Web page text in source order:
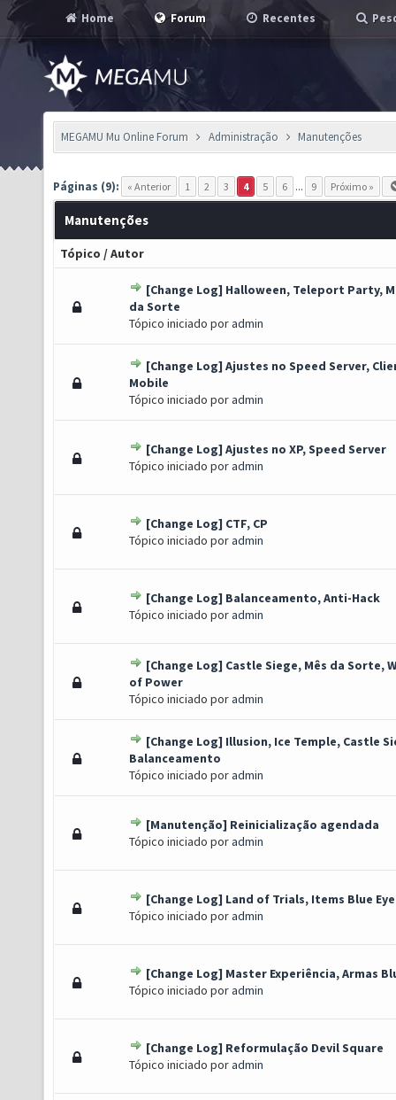
Home Forum Recentes
MEGAMU Mu Online Forum Administração Manutenções
Páginas (9): « Anterior 1 2 3 4 5 6 ... 9 Próximo »
Manutenções
Tópico /Autor
[Change Log] Halloween, Teleport Party,
da Sorte
Tópico iniciado poradmin
- 0 de 5 em média
45
[Change Log] Ajustes no Speed Server,
Mobile
Tópico iniciado poradmin
- 0 de 5 em média
45
[Change Log] Ajustes no XP, Speed Server
Tópico iniciado poradmin
- 0 de 5 em média
45
[Change Log] CTF, CP
Tópico iniciado poradmin
- 0 de 5 em média
45
[Change Log] Balanceamento, Anti-Hack
Tópico iniciado poradmin
- 1 de 5 em média
45
[Change Log] Castle Siege, Mês da Sorte,
of Power
Tópico iniciado poradmin
- 0 de 5 em média
45
[Change Log] Illusion, Ice Temple, Castle
Balanceamento
Tópico iniciado poradmin
- 0 de 5 em média
45
[Manutenção] Reinicialização agendada
Tópico iniciado poradmin
- 0 de 5 em média
45
[Change Log] Land of Trials, Items Blue Eye
Tópico iniciado poradmin
- 1 de 5 em média
45
[Change Log] Master Experiência, Armas
Tópico iniciado poradmin
- 0 de 5 em média
45
[Change Log] Reformulação Devil Square
Tópico iniciado poradmin
- 0 de 5 em média
45